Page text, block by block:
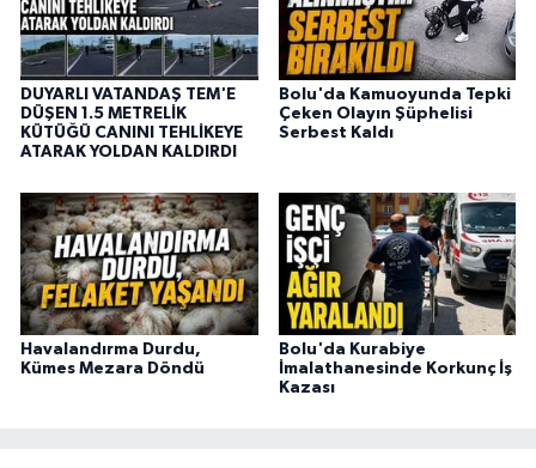
DUYARLI VATANDAŞ TEM'E
DÜŞEN 1.5 METRELİK
KÜTÜĞÜ CANINI TEHLİKEYE
ATARAK YOLDAN KALDIRDI
Bolu'da Kamuoyunda Tepki
Çeken Olayın Şüphelisi
Serbest Kaldı
Havalandırma Durdu,
Kümes Mezara Döndü
Bolu'da Kurabiye
İmalathanesinde Korkunç İş
Kazası